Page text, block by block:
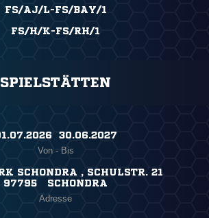
FS/AJ/L-FS/BAY/1
FS/H/K-FS/RH/1
SPIELSTÄTTEN
30.06.2027
Von - Bis
SCHONDRA , SCHULSTR. 21
97795 SCHONDRA
Adresse